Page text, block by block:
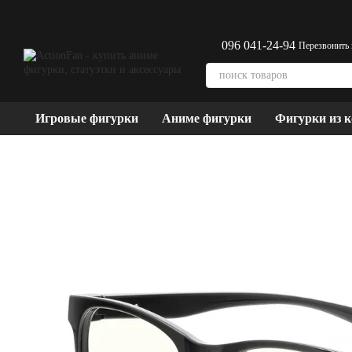
096 041-24-94 Перезвонить
Игровые фигурки Аниме фигурки Фигурки из